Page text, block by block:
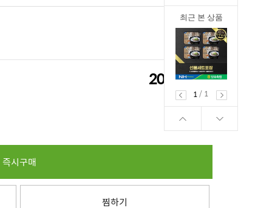
최근 본 상품
1
/ 1
20,000원
20,000원
즉시구매
찜하기